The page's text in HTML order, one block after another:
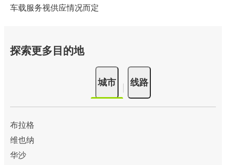
车载服务视供应情况而定
探索更多目的地
城市 线路
布拉格
维也纳
华沙